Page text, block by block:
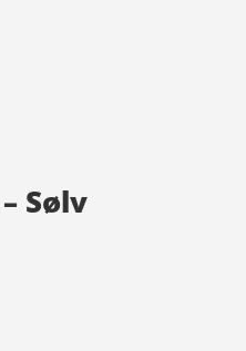
Sølv